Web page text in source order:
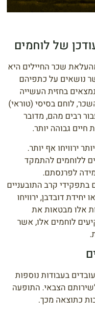
של לוחמים
שכר החיילים היא
נושאים על כתפיהם
בחזית העשייה
לוחם בסיסי (טוראי)
בחודש. עבור רבים מהם, מדובר
גבוהה יותר.
ירוויחו אף יותר.
ללוחמים להתמקד
לפרנסתם.
בתפקידי קרב התובעניים
מטכ"ל או יחידת דובדבן, ירוויחו
אלו מבטאות את
לוחמים אלו, אשר
בעבודות נוספות
הצבאי. התופעה
כתוצאה מכך.